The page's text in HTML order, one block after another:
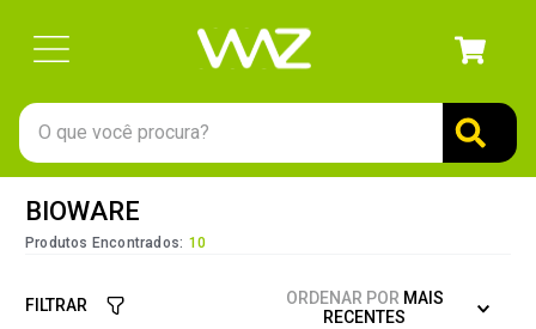
O que você procura?
BIOWARE
Produtos Encontrados: 10
FILTRAR ORDENAR POR MAIS
RECENTES
teclado